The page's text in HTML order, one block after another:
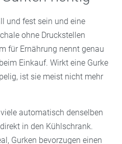
und fest sein und eine
ohne Druckstellen
für Ernährung nennt genau
Einkauf. Wirkt eine Gurke
ist sie meist nicht mehr
automatisch denselben
in den Kühlschrank.
Gurken bevorzugen einen